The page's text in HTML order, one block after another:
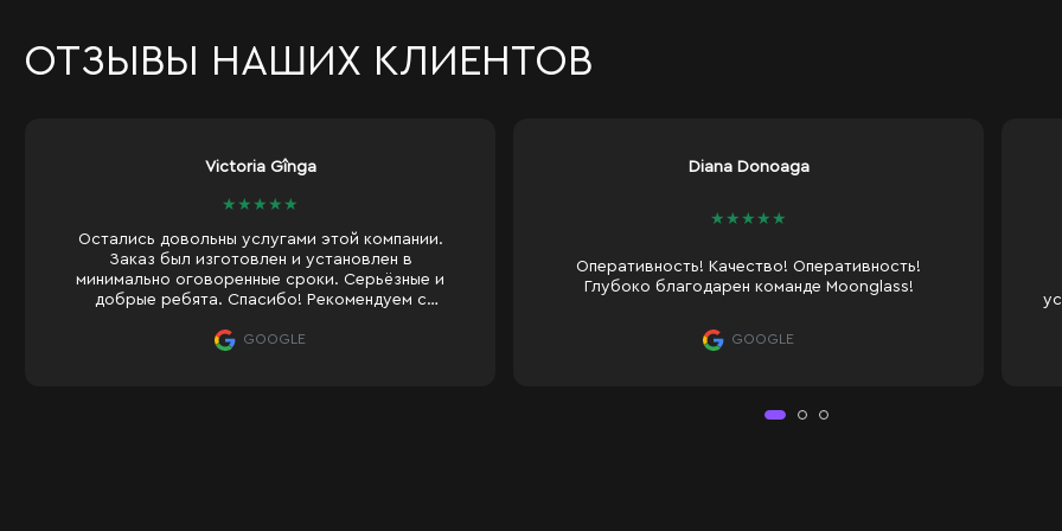
ОТЗЫВЫ НАШИХ КЛИЕНТОВ
Diana Donoaga
Оперативность! Качество! Оперативность!
Глубоко благодарен команде Moonglass!
GOOGLE
Roman Daniela
первый опыт работы с ними, и я осталась
довольна обслуживанием, качеством и
условиями. Консультант внимательно выслушал
профессионально и с максимальной точностью.
GOOGLE